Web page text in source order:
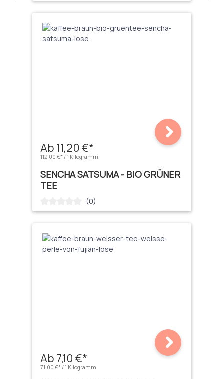
Ab 11,20 €*
112,00 €* / 1 Kilogramm
SENCHA SATSUMA - BIO GRÜNER
TEE
Durchschnittliche Bewertung von 0 von 5 Sternen
(0)
Ab 7,10 €*
71,00 €* / 1 Kilogramm